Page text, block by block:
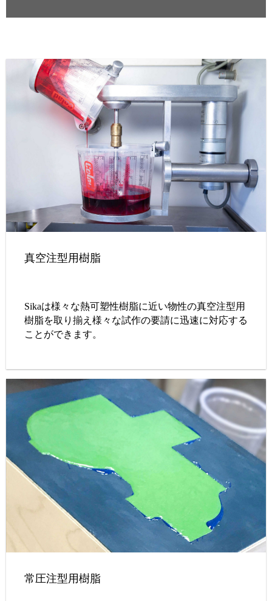
真空注型用樹脂
Sikaは様々な熱可塑性樹脂に近い物性の真空注型用
樹脂を取り揃え様々な試作の要請に迅速に対応する
ことができます。
常圧注型用樹脂